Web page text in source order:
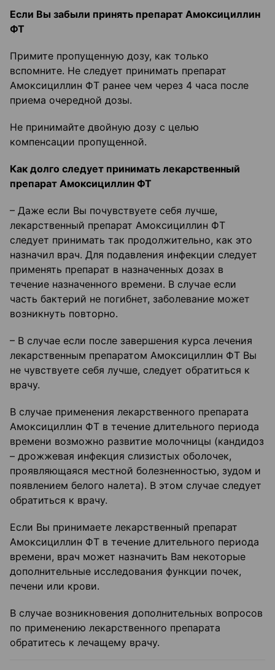
Если Вы забыли принять препарат Амоксициллин
ФТ
Примите пропущенную дозу, как только
вспомните. Не следует принимать препарат
Амоксициллин ФТ ранее чем через 4 часа после
приема очередной дозы.
Не принимайте двойную дозу с целью
компенсации пропущенной.
Как долго следует принимать лекарственный
препарат Амоксициллин ФТ
– Даже если Вы почувствуете себя лучше,
лекарственный препарат Амоксициллин ФТ
следует принимать так продолжительно, как это
назначил врач. Для подавления инфекции следует
применять препарат в назначенных дозах в
течение назначенного времени. В случае если
часть бактерий не погибнет, заболевание может
возникнуть повторно.
– В случае если после завершения курса лечения
лекарственным препаратом Амоксициллин ФТ Вы
не чувствуете себя лучше, следует обратиться к
врачу.
В случае применения лекарственного препарата
Амоксициллин ФТ в течение длительного периода
времени возможно развитие молочницы (кандидоз
– дрожжевая инфекция слизистых оболочек,
проявляющаяся местной болезненностью, зудом и
появлением белого налета). В этом случае следует
обратиться к врачу.
Если Вы принимаете лекарственный препарат
Амоксициллин ФТ в течение длительного периода
времени, врач может назначить Вам некоторые
дополнительные исследования функции почек,
печени или крови.
В случае возникновения дополнительных вопросов
по применению лекарственного препарата
обратитесь к лечащему врачу.